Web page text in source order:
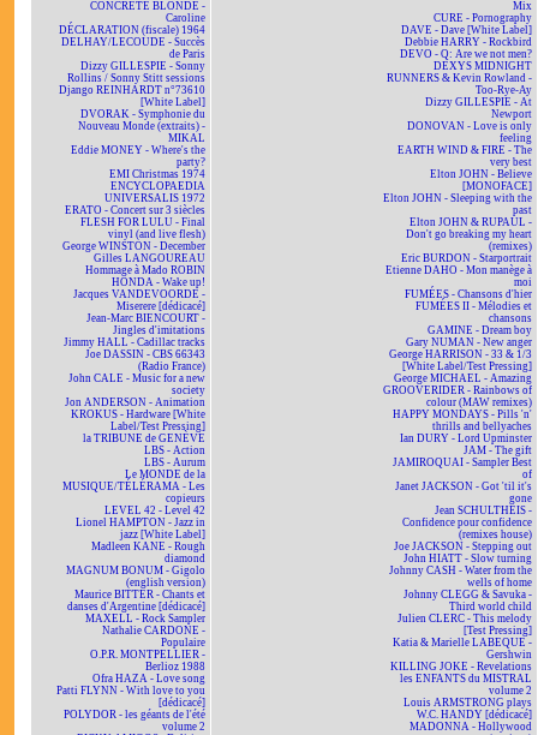
CONCRETE BLONDE -
Caroline
DÉCLARATION (fiscale) 1964
DELHAY/LECOUDE - Succès
de Paris
Dizzy GILLESPIE - Sonny
Rollins / Sonny Stitt sessions
Django REINHARDT n°73610
[White Label]
DVORAK - Symphonie du
Nouveau Monde (extraits) -
MIKAL
Eddie MONEY - Where's the
party?
EMI Christmas 1974
ENCYCLOPAEDIA
UNIVERSALIS 1972
ERATO - Concert sur 3 siècles
FLESH FOR LULU - Final
vinyl (and live flesh)
George WINSTON - December
Gilles LANGOUREAU
Hommage à Mado ROBIN
HONDA - Wake up!
Jacques VANDEVOORDE -
Miserere [dédicacé]
Jean-Marc BIENCOURT -
Jingles d'imitations
Jimmy HALL - Cadillac tracks
Joe DASSIN - CBS 66343
(Radio France)
John CALE - Music for a new
society
Jon ANDERSON - Animation
KROKUS - Hardware [White
Label/Test Pressing]
la TRIBUNE de GENÈVE
LBS - Action
LBS - Aurum
Le MONDE de la
MUSIQUE/TÉLÉRAMA - Les
copieurs
LEVEL 42 - Level 42
Lionel HAMPTON - Jazz in
jazz [White Label]
Madleen KANE - Rough
diamond
MAGNUM BONUM - Gigolo
(english version)
Maurice BITTER - Chants et
danses d'Argentine [dédicacé]
MAXELL - Rock Sampler
Nathalie CARDONE -
Populaire
O.P.R. MONTPELLIER -
Berlioz 1988
Ofra HAZA - Love song
Patti FLYNN - With love to you
[dédicacé]
POLYDOR - les géants de l'été
volume 2
Mix
CURE - Pornography
DAVE - Dave [White Label]
Debbie HARRY - Rockbird
DEVO - Q: Are we not men?
DEXYS MIDNIGHT
RUNNERS & Kevin Rowland -
Too-Rye-Ay
Dizzy GILLESPIE - At
Newport
DONOVAN - Love is only
feeling
EARTH WIND & FIRE - The
very best
Elton JOHN - Believe
[MONOFACE]
Elton JOHN - Sleeping with the
past
Elton JOHN & RUPAUL -
Don't go breaking my heart
(remixes)
Eric BURDON - Starportrait
Etienne DAHO - Mon manège à
moi
FUMÉES - Chansons d'hier
FUMÉES II - Mélodies et
chansons
GAMINE - Dream boy
Gary NUMAN - New anger
George HARRISON - 33 & 1/3
[White Label/Test Pressing]
George MICHAEL - Amazing
GROOVERIDER - Rainbows of
colour (MAW remixes)
HAPPY MONDAYS - Pills 'n'
thrills and bellyaches
Ian DURY - Lord Upminster
JAM - The gift
JAMIROQUAI - Sampler Best
of
Janet JACKSON - Got 'til it's
gone
Jean SCHULTHEIS -
Confidence pour confidence
(remixes house)
Joe JACKSON - Stepping out
John HIATT - Slow turning
Johnny CASH - Water from the
wells of home
Johnny CLEGG & Savuka -
Third world child
Julien CLERC - This melody
[Test Pressing]
Katia & Marielle LABEQUE -
Gershwin
KILLING JOKE - Revelations
les ENFANTS du MISTRAL
volume 2
Louis ARMSTRONG plays
W.C. HANDY [dédicacé]
MADONNA - Hollywood